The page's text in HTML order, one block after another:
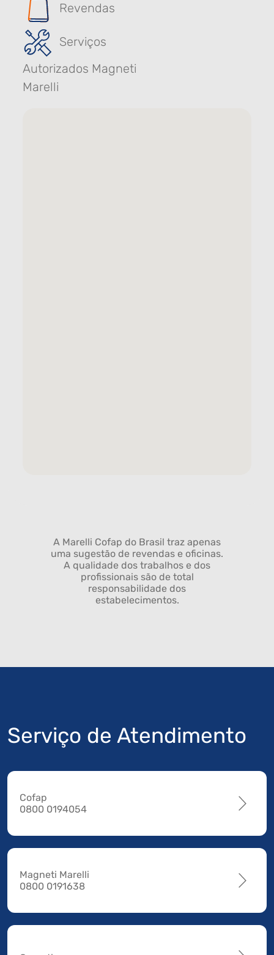
Revendas
Serviços
Autorizados Magneti
Marelli
A Marelli Cofap do Brasil traz apenas
uma sugestão de revendas e oficinas.
A qualidade dos trabalhos e dos
profissionais são de total
responsabilidade dos
estabelecimentos.
Serviço de Atendimento
Cofap
0800 0194054
Magneti Marelli
0800 0191638